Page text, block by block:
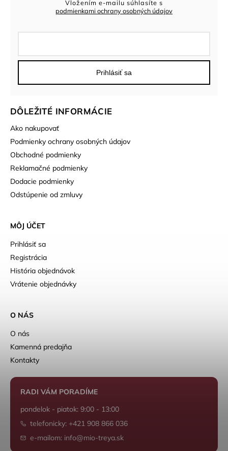
DÔLEŽITÉ INFORMÁCIE
Ako nakupovať
Podmienky ochrany osobných údajov
Obchodné podmienky
Reklamačné podmienky
Dodacie podmienky
Odstúpenie od zmluvy
MÔJ ÚČET
Prihlásiť sa
Registrácia
História objednávok
Vrátenie objednávky
Vložením e-mailu súhlasíte s
podmienkami ochrany osobných údajov
Prihlásiť sa
O NÁS
O nás
Kamenná predajňa
Kontakty
RADI VÁM PORADÍME
pondelok - piatok: 9:00 - 13:00
telefonicky: +421 908 866 036
e-mailom: info@mio-treya.sk